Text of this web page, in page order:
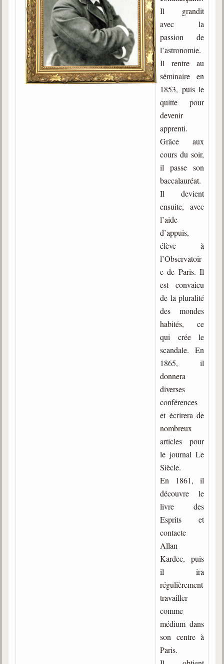
Gabriel Delanne
1857-1926
Chico Xavier
1910-2002
Divaldo Franco
1927-2025
Il grandit
avec la
passion de
l’astronomie.
Il rentre au
séminaire en
1853, puis le
quitte pour
devenir
apprenti.
Grâce aux
cours du soir,
il passe son
baccalauréat.
Il devient
ensuite, avec
l’aide
d’appuis,
élève à
l’Observatoir
e de Paris. Il
est convaicu
de la pluralité
des mondes
habités, ce
qui crée le
scandale. En
1865, il
donnera
diverses
conférences
et écrirera de
nombreux
articles pour
le journal Le
Siècle.
En 1861, il
découvre le
livre des
Esprits et
contacte
Allan
Kardec, puis
il ira
régulièrement
travailler
comme
médium dans
son centre à
Paris.